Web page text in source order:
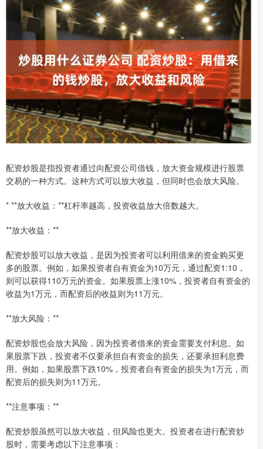
配资炒股是指投资者通过向配资公司借钱，放大资金规模进行股票
交易的一种方式。这种方式可以放大收益，但同时也会放大风险。
* **放大收益：**杠杆率越高，投资收益放大倍数越大。
**放大收益：**
配资炒股可以放大收益，是因为投资者可以利用借来的资金购买更
多的股票。例如，如果投资者自有资金为10万元，通过配资1:10，
则可以获得110万元的资金。如果股票上涨10%，投资者自有资金的
收益为1万元，而配资后的收益则为11万元。
**放大风险：**
配资炒股也会放大风险，因为投资者借来的资金需要支付利息。如
果股票下跌，投资者不仅要承担自有资金的损失，还要承担利息费
用。例如，如果股票下跌10%，投资者自有资金的损失为1万元，而
配资后的损失则为11万元。
**注意事项：**
配资炒股虽然可以放大收益，但风险也更大。投资者在进行配资炒
股时，需要考虑以下注意事项：